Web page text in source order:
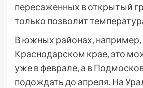
пересаженных в открытый
только позволит
В южных районах, например,
Краснодарском крае, это
уже в феврале, а в
подождать до апреля. На